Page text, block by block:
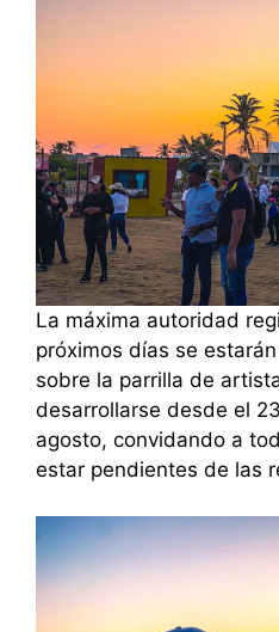
La máxima autoridad
próximos días se
sobre la parrilla de
desarrollarse desde el
agosto, convidando a
estar pendientes de las